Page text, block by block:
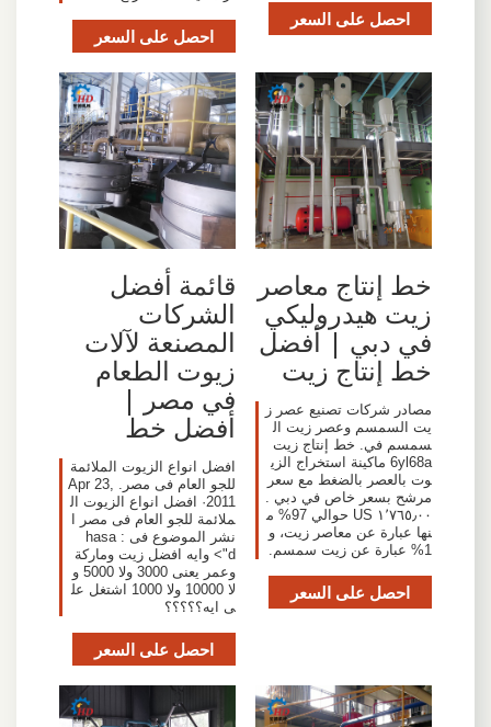
احصل على السعر
احصل على السعر
خط إنتاج معاصر
زيت هيدروليكي
في دبي | أفضل
خط إنتاج زيت
مصادر شركات تصنيع عصر ز
يت السمسم وعصر زيت ال
سمسم في. خط إنتاج زيت
6yl68a ماكينة استخراج الزي
وت بالعصر بالضغط مع سعر
مرشح بسعر خاص في دبي .
١٬٧٦٥٫٠٠ US حوالي 97% م
نها عبارة عن معاصر زيت، و
1% عبارة عن زيت سمسم.
احصل على السعر
قائمة أفضل
الشركات
المصنعة لآلات
زيوت الطعام
في مصر |
أفضل خط
افضل انواع الزيوت الملائمة
للجو العام فى مصر. Apr 23,
2011· افضل انواع الزيوت ال
ملائمة للجو العام فى مصر ا
نشر الموضوع فى : hasa
d"> وايه افضل زيت وماركة
وعمر يعنى 3000 ولا 5000 و
لا 10000 ولا 1000 اشتغل عل
ى ايه؟؟؟؟؟
احصل على السعر